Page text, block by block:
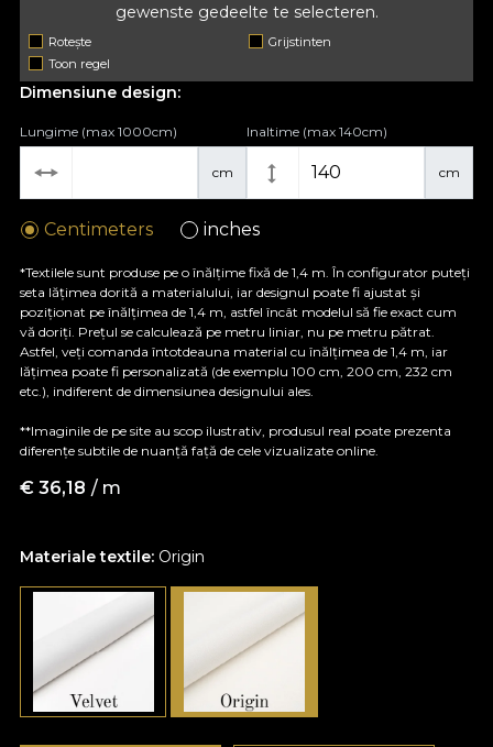
gewenste gedeelte te selecteren.
Rotește
Grijstinten
Toon regel
Materiale textile: Origin
Dimensiune design:
cm
Lungime (max 1000cm)
cm
Inaltime (max 140cm)
Centimeters inches
*Textilele sunt produse pe o înălțime fixă de 1,4 m. În configurator puteți
seta lățimea dorită a materialului, iar designul poate fi ajustat și
poziționat pe înălțimea de 1,4 m, astfel încât modelul să fie exact cum
vă doriți. Prețul se calculează pe metru liniar, nu pe metru pătrat.
Astfel, veți comanda întotdeauna material cu înălțimea de 1,4 m, iar
lățimea poate fi personalizată (de exemplu 100 cm, 200 cm, 232 cm
etc.), indiferent de dimensiunea designului ales.
**Imaginile de pe site au scop ilustrativ, produsul real poate prezenta
diferențe subtile de nuanță față de cele vizualizate online.
€ 36,18 / m